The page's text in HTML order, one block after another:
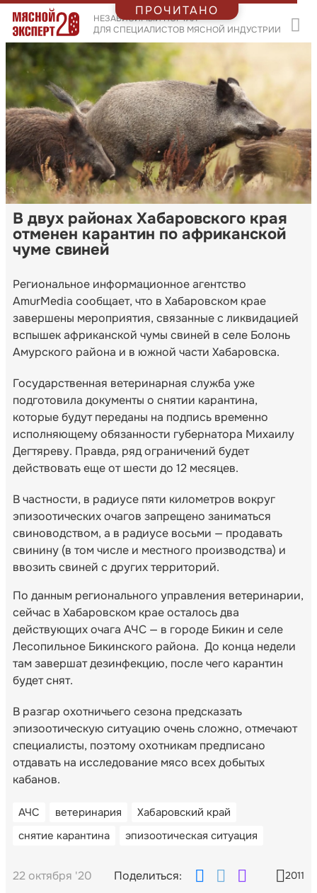
НЕЗАВИСИМЫЙ ПОРТАЛ
ДЛЯ СПЕЦИАЛИСТОВ МЯСНОЙ ИНДУСТРИИ
В двух районах Хабаровского края
отменен карантин по африканской
чуме свиней
Региональное информационное агентство
AmurMedia сообщает, что в Хабаровском крае
завершены мероприятия, связанные с ликвидацией
вспышек африканской чумы свиней в селе Болонь
Амурского района и в южной части Хабаровска.
Государственная ветеринарная служба уже
подготовила документы о снятии карантина,
которые будут переданы на подпись временно
исполняющему обязанности губернатора Михаилу
Дегтяреву. Правда, ряд ограничений будет
действовать еще от шести до 12 месяцев.
В частности, в радиусе пяти километров вокруг
эпизоотических очагов запрещено заниматься
свиноводством, а в радиусе восьми — продавать
свинину (в том числе и местного производства) и
ввозить свиней с других территорий.
По данным регионального управления ветеринарии,
сейчас в Хабаровском крае осталось два
действующих очага АЧС — в городе Бикин и селе
Лесопильное Бикинского района. До конца недели
там завершат дезинфекцию, после чего карантин
будет снят.
В разгар охотничьего сезона предсказать
эпизоотическую ситуацию очень сложно, отмечают
специалисты, поэтому охотникам предписано
отдавать на исследование мясо всех добытых
кабанов.
АЧС ветеринария
Хабаровский край
снятие карантина
эпизоотическая ситуация
22 октября '20 Поделиться: 2011
ПРОЧИТАНО